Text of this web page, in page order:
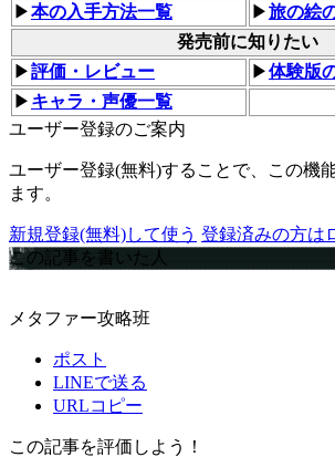
▶本の入手方法一覧 ▶旅の絵
発売前に知りたい
▶評価・レビュー ▶体験版
▶ キャラ・声優一覧
ユーザー登録のご案内
ユーザー登録(無料)することで、この機
ます。
新規登録(無料)して使う 登録済みの方は
この記事を書いた人
メタファー攻略班
ポスト
LINEで送る
URLコピー
この記事を評価しよう！